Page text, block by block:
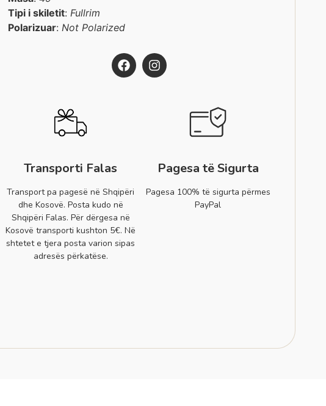
Tipi i skiletit:Fullrim
Polarizuar:Not Polarized
Transporti Falas
Transport pa pagesë në Shqipëri
dhe Kosovë. Posta kudo në
Shqipëri Falas. Për dërgesa në
Kosovë transporti kushton 5€. Në
shtetet e tjera posta varion sipas
adresës përkatëse.
Pagesa të Sigurta
Pagesa 100% të sigurta përmes
PayPal